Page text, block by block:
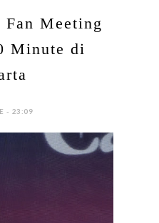
Fan Meeting
Minute di
- 23:09